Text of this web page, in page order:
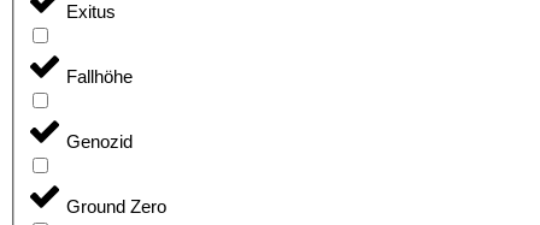
Exitus
Fallhöhe
Genozid
Ground Zero